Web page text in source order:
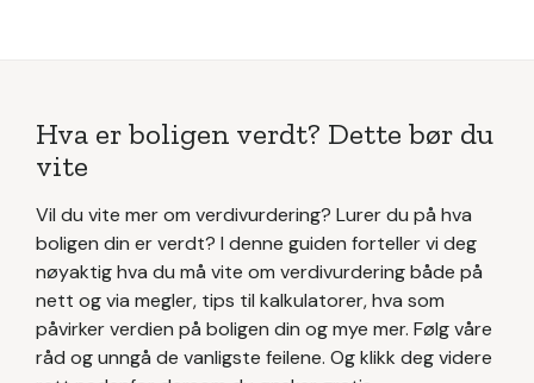
Hva er boligen verdt? Dette bør du
vite
Vil du vite mer om verdivurdering? Lurer du på hva
boligen din er verdt? I denne guiden forteller vi deg
nøyaktig hva du må vite om verdivurdering både på
nett og via megler, tips til kalkulatorer, hva som
påvirker verdien på boligen din og mye mer. Følg våre
råd og unngå de vanligste feilene. Og klikk deg videre